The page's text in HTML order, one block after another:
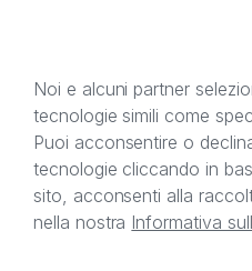
Il presente sito web è di
C.F. e P.IVA
titolare di tutti i diritti
afferenti ai marchi, loghi
sul sito web. Si invita
Noi e alcuni partner
tecnologie simili come
Puoi acconsentire o
tecnologie cliccando in
sito, acconsenti alla
nella nostra Informativa